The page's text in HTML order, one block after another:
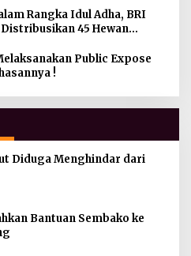
Rangka Idul Adha, BRI
45 Hewan
Bangka
!
Diduga Menghindar dari
Bantuan Sembako ke